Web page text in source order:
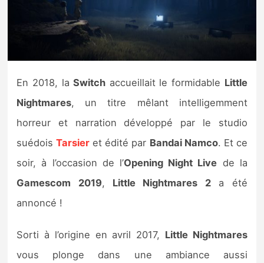
Nintendo Direct
Tests et previews
Tests de jeux
Tests d’accessoires
Autres tests
Previews
Précommandes
Précommandes jeux Switch 2
En 2018, laSwitch accueillait le formidable Little
Nightmares, un titre mêlant intelligemment
horreur et narration développé par le studio
suédoisTarsier et édité par Bandai Namco. Et ce
soir, à l’occasion de l’Opening Night Live de la
Gamescom 2019, Little Nightmares 2a été
annoncé !
Sorti à l’origine en avril 2017, Little Nightmares
vous plonge dans une ambiance aussi